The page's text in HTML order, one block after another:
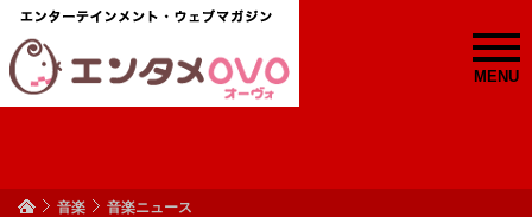
MENU
音楽 音楽ニュース